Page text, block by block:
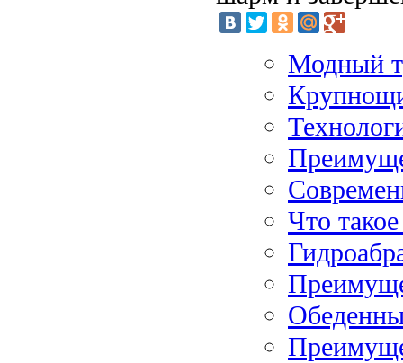
Модный
Что